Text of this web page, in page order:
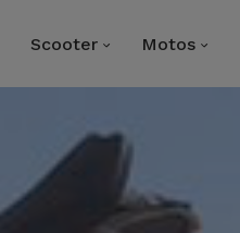
Scooter Motos